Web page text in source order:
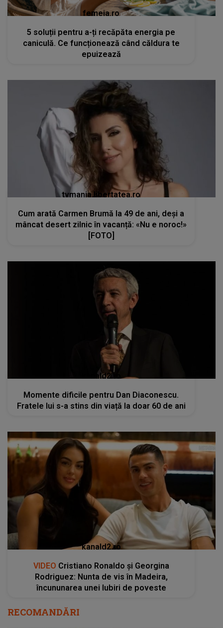
femeia.ro
5 soluții pentru a-ți recăpăta energia pe
caniculă. Ce funcționează când căldura te
epuizează
tvmania.libertatea.ro
Cum arată Carmen Brumă la 49 de ani, deși a
mâncat desert zilnic în vacanță: «Nu e noroc!»
[FOTO]
kanald2.ro
Momente dificile pentru Dan Diaconescu.
Fratele lui s-a stins din viață la doar 60 de ani
kanald2.ro
VIDEO Cristiano Ronaldo și Georgina
Rodriguez: Nunta de vis în Madeira,
încununarea unei Iubiri de poveste
RECOMANDĂRI